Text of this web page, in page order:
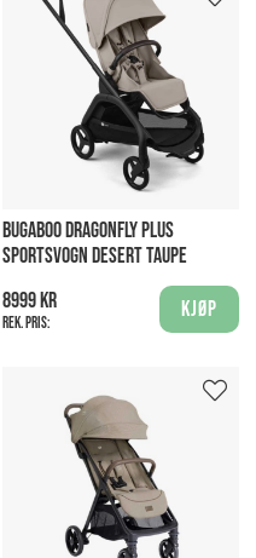
BUGABOO DRAGONFLY PLUS
SPORTSVOGN DESERT TAUPE
8999 kr
Rek. pris:
Kjøp